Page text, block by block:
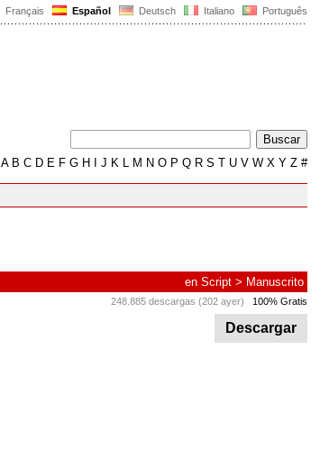
Français Español Deutsch Italiano Português
AB C D E F G H J K L M N O P Q R S T U V W X Y Z #
en Script > Manuscrito
248.885 descargas (202 ayer) 100% Gratis
Descargar